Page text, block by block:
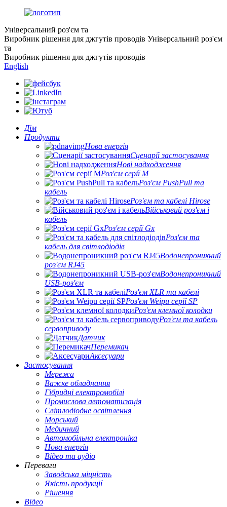
Універсальний роз'єм та
Виробник рішення для джгутів проводів Універсальний роз'єм
та
Виробник рішення для джгутів проводів
English
Дім
Продукти
Нова енергія
Сценарії застосування
Нові надходження
Роз'єм серії M
Роз'єм PushPull та
кабель
Роз'єм та кабелі Hirose
Військовий роз'єм і
кабель
Роз'єм серії Gx
Роз'єм та
кабель для світлодіодів
Водонепроникний
роз'єм RJ45
Водонепроникний
USB-роз'єм
Роз'єм XLR та кабелі
Роз'єм Weipu серії SP
Роз'єм клемної колодки
Роз'єм та кабель
сервоприводу
Датчик
Перемикач
Аксесуари
Застосування
Мережа
Важке обладнання
Гібридні електромобілі
Промислова автоматизація
Світлодіодне освітлення
Морський
Медичний
Автомобільна електроніка
Нова енергія
Відео та аудіо
Переваги
Заводська міцність
Якість продукції
Рішення
Відео